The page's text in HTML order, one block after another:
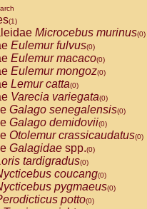
Cebus capucinus
Cebus nigrivittatus
Cebus spp.(0)
Saimiri boliviensis(0)
Saimiri sciureus(0)
caraya(0)
fusca(0)
seniculus(0)
spp.(0)
belzebuth(0)
geoffroyi(0)
paniscus(0)
spp.(0)
lagothricha(0)
lagothricha cana
Cacajao calvus
(1)
Microcebus murinus(0)
Eulemur fulvus(0)
Eulemur macaco(0)
Eulemur mongoz(0)
Lemur catta(0)
Varecia variegata(0)
Galago senegalensis(0)
Galago demidovii(0)
Otolemur crassicaudatus(0)
Galagidae spp.(0)
tardigradus(0)
coucang(0)
pygmaeus(0)
potto(0)